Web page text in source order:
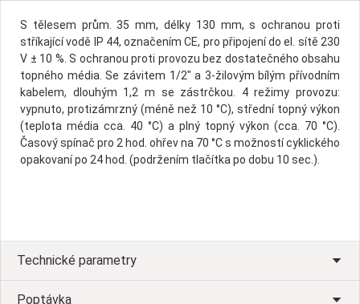
S tělesem prům. 35 mm, délky 130 mm, s ochranou proti
stříkající vodě IP 44, označením CE, pro připojení do el. sítě 230
V ± 10 %. S ochranou proti provozu bez dostatečného obsahu
topného média. Se závitem 1/2" a 3-žilovým bílým přívodním
kabelem, dlouhým 1,2 m se zástrčkou. 4 režimy provozu:
vypnuto, protizámrzný (méně než 10 °C), střední topný výkon
(teplota média cca. 40 °C) a plný topný výkon (cca. 70 °C).
Časový spínač pro 2 hod. ohřev na 70 °C s možností cyklického
opakovaní po 24 hod. (podržením tlačítka po dobu 10 sec.).
Technické parametry
Poptávka